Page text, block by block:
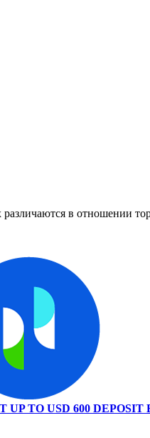
в отношении
UP TO USD 600 DEPOSIT